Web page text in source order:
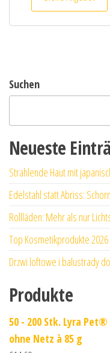
Suchen
Neueste
Strahlende Haut mit
Edelstahl statt Abriss:
Rollläden: Mehr als nur
Top Kosmetikprodukte
Drzwi loftowe i balustrady
Produkte
50 - 200 Stk. Lyra
ohne Netz à 85 g